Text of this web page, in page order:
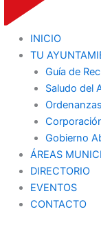
INICIO
TU
Guía de
Saludo del
Gobierno
ÁREAS
DIRECTORIO
EVENTOS
CONTACTO